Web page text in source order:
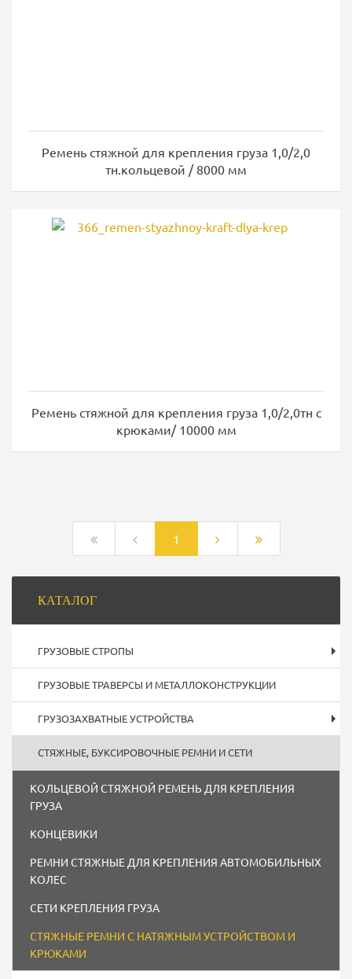
Ремень стяжной для крепления груза 1,0/2,0
тн.кольцевой / 8000 мм
Ремень стяжной для крепления груза 1,0/2,0тн с
крюками/ 10000 мм
навигация
1
КАТАЛОГ
ГРУЗОВЫЕ СТРОПЫ
ГРУЗОВЫЕ ТРАВЕРСЫ И МЕТАЛЛОКОНСТРУКЦИИ
ГРУЗОЗАХВАТНЫЕ УСТРОЙСТВА
СТЯЖНЫЕ, БУКСИРОВОЧНЫЕ РЕМНИ И СЕТИ
КОЛЬЦЕВОЙ СТЯЖНОЙ РЕМЕНЬ ДЛЯ КРЕПЛЕНИЯ
ГРУЗА
КОНЦЕВИКИ
РЕМНИ СТЯЖНЫЕ ДЛЯ КРЕПЛЕНИЯ АВТОМОБИЛЬНЫХ
КОЛЕС
СЕТИ КРЕПЛЕНИЯ ГРУЗА
СТЯЖНЫЕ РЕМНИ С НАТЯЖНЫМ УСТРОЙСТВОМ И
КРЮКАМИ